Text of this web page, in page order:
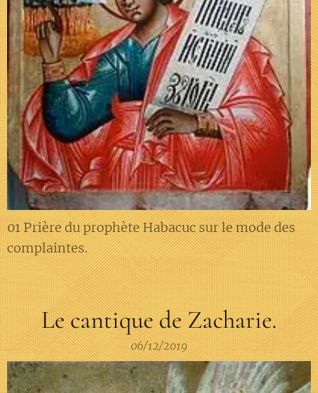
01 Prière du prophète Habacuc sur le mode des
complaintes.
Le cantique de Zacharie.
06/12/2019